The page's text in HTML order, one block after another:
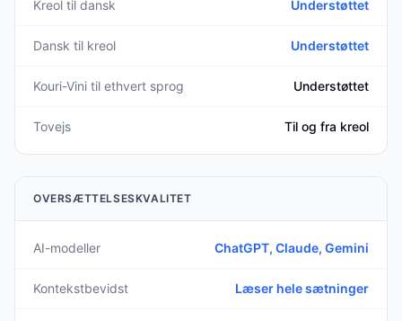
Kreol til dansk Understøttet
Dansk til kreol Understøttet
Kouri-Vini til ethvert sprog Understøttet
Tovejs Til og fra kreol
OVERSÆTTELSESKVALITET
AI-modeller ChatGPT, Claude, Gemini
Kontekstbevidst Læser hele sætninger